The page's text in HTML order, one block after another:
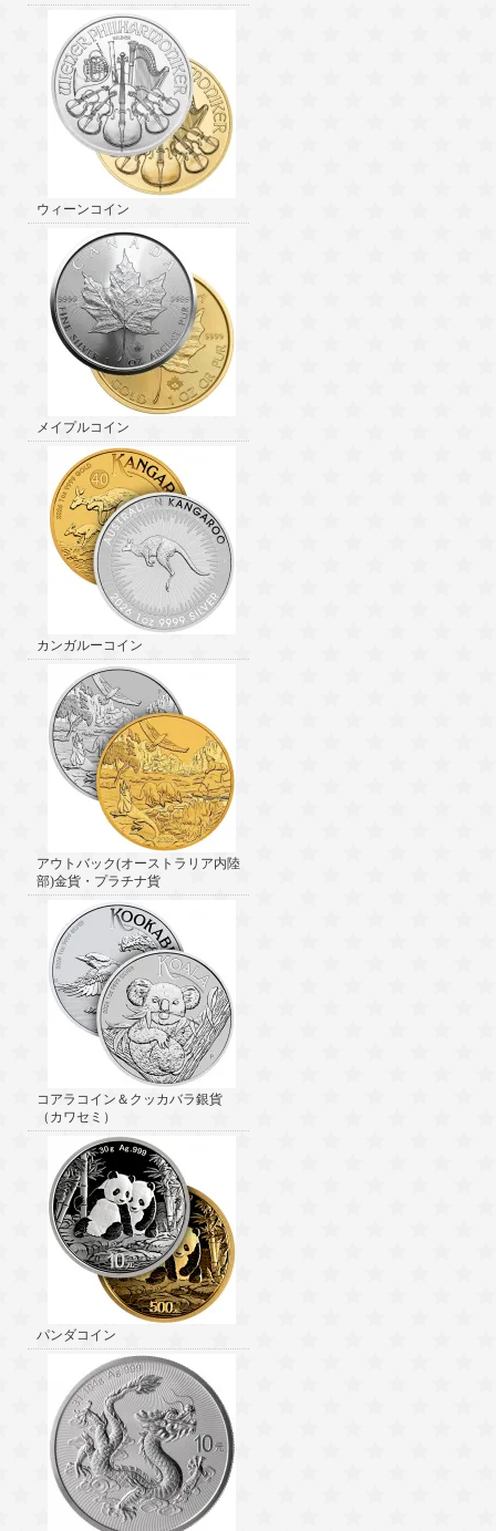
ウィーンコイン
メイプルコイン
カンガルーコイン
アウトバック(オーストラリア内陸
部)金貨・プラチナ貨
コアラコイン＆クッカバラ銀貨
（カワセミ）
パンダコイン